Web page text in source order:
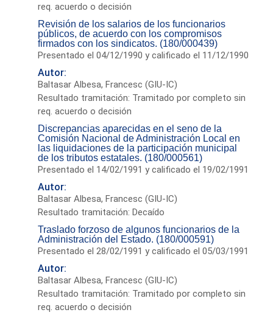
req. acuerdo o decisión
Revisión de los salarios de los funcionarios
públicos, de acuerdo con los compromisos
firmados con los sindicatos. (180/000439)
Presentado el 04/12/1990 y calificado el 11/12/1990
Autor:
Baltasar Albesa, Francesc (GIU-IC)
Resultado tramitación: Tramitado por completo sin
req. acuerdo o decisión
Discrepancias aparecidas en el seno de la
Comisión Nacional de Administración Local en
las liquidaciones de la participación municipal
de los tributos estatales. (180/000561)
Presentado el 14/02/1991 y calificado el 19/02/1991
Autor:
Baltasar Albesa, Francesc (GIU-IC)
Resultado tramitación: Decaído
Traslado forzoso de algunos funcionarios de la
Administración del Estado. (180/000591)
Presentado el 28/02/1991 y calificado el 05/03/1991
Autor:
Baltasar Albesa, Francesc (GIU-IC)
Resultado tramitación: Tramitado por completo sin
req. acuerdo o decisión